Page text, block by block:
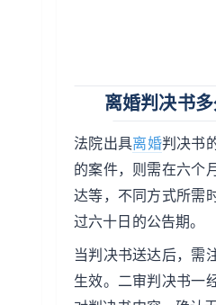
离婚判决书
法院出具离婚判决书
的案件，则需在六个
达等，不同方式所需
过六十日的公告期。
当判决书送达后，需
生效。二审判决书一